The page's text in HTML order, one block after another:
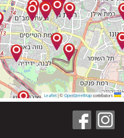
|©OpenStreetMap